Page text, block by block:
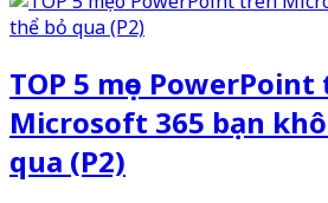
TOP 5 mẹo
Microsoft 365 bạn
qua (P2)